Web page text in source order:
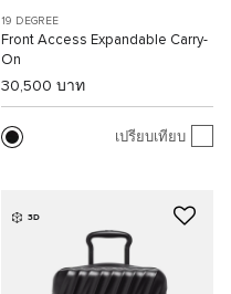
19 DEGREE
Front Access Expandable Carry-
On
30,500 บาท
เปรียบเทียบ
3D